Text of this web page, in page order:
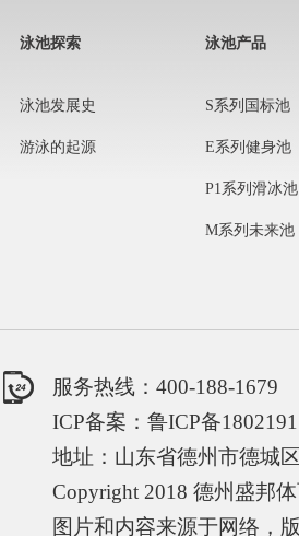
泳池探索
泳池发展史
游泳的起源
泳池产品
S系列国标池
E系列健身池
P1系列滑冰池
M系列未来池
服务热线：400-188-1679
ICP备案：鲁ICP备
地址：山东省德州市德城
Copyright 2018 德州盛邦
图片和内容来源于网络，